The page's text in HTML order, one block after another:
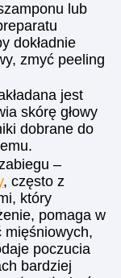
lub
dokładnie
zmyć peeling
jest
skórę głowy
dobrane do
–
, często z
który
pomaga w
mięśniowych,
poczucia
bardziej